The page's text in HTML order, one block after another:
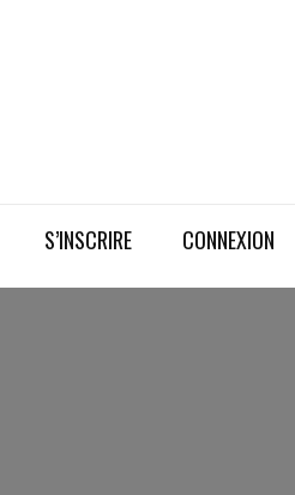
S’INSCRIRE CONNEXION